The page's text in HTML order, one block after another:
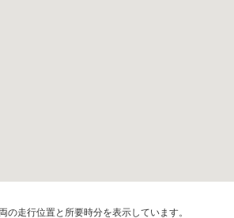
の走行位置と所要時分を表示しています。